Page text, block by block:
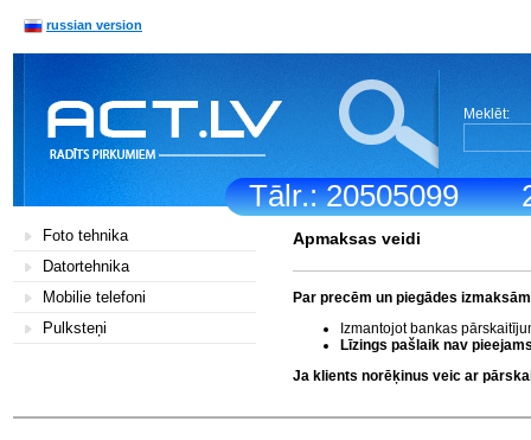
Tālr.: 20505099
russian version
Meklēt:
Foto tehnika
Datortehnika
Mobilie telefoni
Pulksteņi
Apmaksas veidi
Par precēm un piegādes
Izmantojot bankas
Līzings pašlaik nav
Ja klients norēķinus veic ar